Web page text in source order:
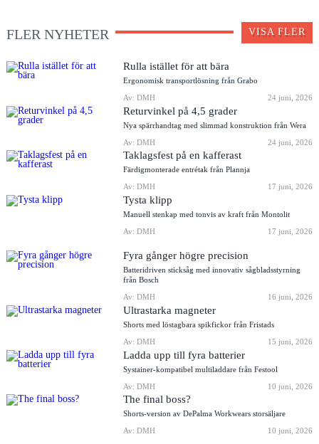
FLER NYHETER VISA FLER
Rulla istället för att bära
Ergonomisk transportlösning från Grabo
Av: DMH
24 juni, 2026
Returvinkel på 4,5 grader
Nya spärrhandtag med slimmad konstruktion från Wera
Av: DMH
24 juni, 2026
Taklagsfest på en kafferast
Färdigmonterade entrétak från Plannja
Av: DMH
17 juni, 2026
Tysta klipp
Manuell stenkap med tonvis av kraft från Montolit
Av: DMH
17 juni, 2026
Fyra gånger högre precision
Batteridriven sticksåg med innovativ sågbladsstyrning
från Bosch
Av: DMH
16 juni, 2026
Ultrastarka magneter
Shorts med löstagbara spikfickor från Fristads
Av: DMH
15 juni, 2026
Ladda upp till fyra batterier
Systainer-kompatibel multiladdare från Festool
Av: DMH
10 juni, 2026
The final boss?
Shorts-version av DePalma Workwears storsäljare
Av: DMH
10 juni, 2026